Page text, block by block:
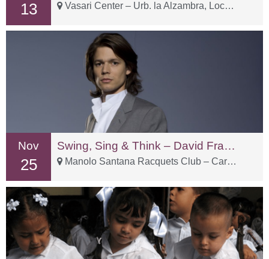
13 Vasari Center – Urb. la Alzambra, Local 3-1
Nov
25
Swing, Sing & Think – David Fray & Bach
Manolo Santana Racquets Club – Carr. Istán, km 2